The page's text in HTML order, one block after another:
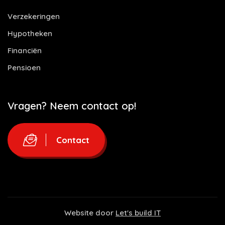
Verzekeringen
Hypotheken
Financiën
Pensioen
Vragen? Neem contact op!
Contact
Website door Let's build IT